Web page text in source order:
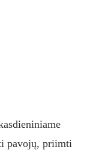
pavojų, priimti